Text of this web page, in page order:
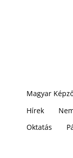
Magyar
Hírek
Oktatás